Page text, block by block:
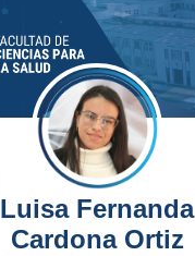
Luisa Fernanda
Cardona Ortiz